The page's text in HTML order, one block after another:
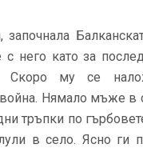
с него като за
Скоро му се
Нямало мъже в
тръпки по
в село. Ясно